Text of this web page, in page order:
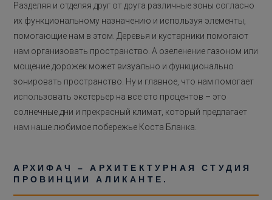
Разделяя и отделяя друг от друга различные зоны согласно
их функциональному назначению и используя элементы,
помогающие нам в этом. Деревья и кустарники помогают
нам организовать пространство. А озеленение газоном или
мощение дорожек может визуально и функционально
зонировать пространство. Ну и главное, что нам помогает
использовать экстерьер на все сто процентов – это
солнечные дни и прекрасный климат, который предлагает
нам наше любимое побережье Коста Бланка.
АРХИФАЧ – АРХИТЕКТУРНАЯ СТУДИЯ
ПРОВИНЦИИ АЛИКАНТЕ.